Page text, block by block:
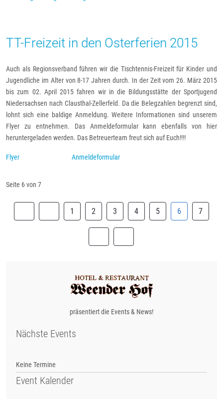
TT-Freizeit in den Osterferien 2015
Auch als Regionsverband führen wir die Tischtennis-Freizeit für Kinder und
Jugendliche im Alter von 8-17 Jahren durch. In der Zeit vom 26. März 2015
bis zum 02. April 2015 fahren wir in die Bildungsstätte der Sportjugend
Niedersachsen nach Clausthal-Zellerfeld. Da die Belegzahlen begrenzt sind,
lohnt sich eine baldige Anmeldung. Weitere Informationen sind unserem
Flyer zu entnehmen. Das Anmeldeformular kann ebenfalls von hier
heruntergeladen werden. Das Betreuerteam freut sich auf Euch!!!!
Flyer Anmeldeformular
Seite 6 von 7
1 2 3 4 5 6 7
präsentiert die Events & News!
Nächste Events
Keine Termine
Event Kalender